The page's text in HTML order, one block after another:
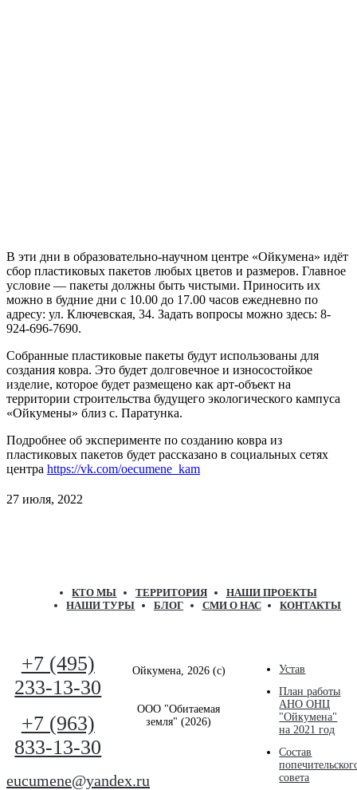
В эти дни в образовательно-научном центре «Ойкумена» идёт
сбор пластиковых пакетов любых цветов и размеров. Главное
условие — пакеты должны быть чистыми. Приносить их
можно в будние дни с 10.00 до 17.00 часов ежедневно по
адресу: ул. Ключевская, 34. Задать вопросы можно здесь: 8-
924-696-7690.
Собранные пластиковые пакеты будут использованы для
создания ковра. Это будет долговечное и износостойкое
изделие, которое будет размещено как арт-объект на
территории строительства будущего экологического кампуса
«Ойкумены» близ с. Паратунка.
Подробнее об эксперименте по созданию ковра из
пластиковых пакетов будет рассказано в социальных сетях
центра https://vk.com/oecumene_kam
27 июля, 2022
КТО МЫ ТЕРРИТОРИЯ
НАШИ ПРОЕКТЫ
НАШИ ТУРЫ
БЛОГ СМИ О НАС КОНТАКТЫ
+7 (495)
233-13-30
+7 (963)
833-13-30
eucumene@yandex.ru
Ойкумена, 2026 (с)
ООО "Обитаемая
земля" (2026)
Устав
План работы
АНО ОНЦ
"Ойкумена"
на 2021 год
Состав
совета